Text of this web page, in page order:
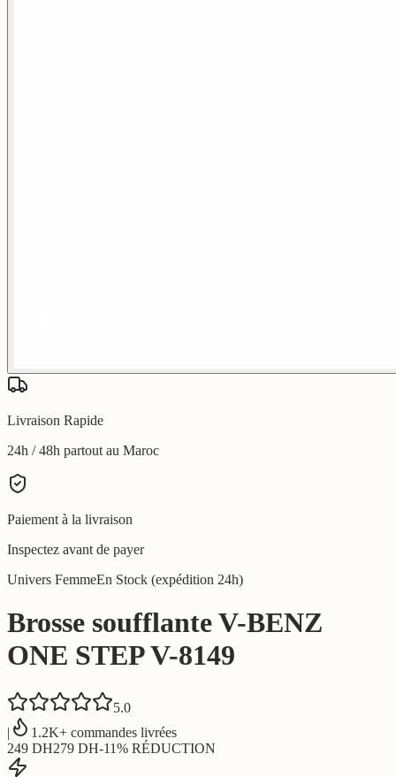
Livraison Rapide
24h / 48h partout au Maroc
Paiement à la livraison
Inspectez avant de payer
Univers FemmeEn Stock (expédition 24h)
Brosse soufflante V-BENZ
ONE STEP V-8149
5.0
|
1.2K+ commandes livrées
249 DH279 DH-11% RÉDUCTION